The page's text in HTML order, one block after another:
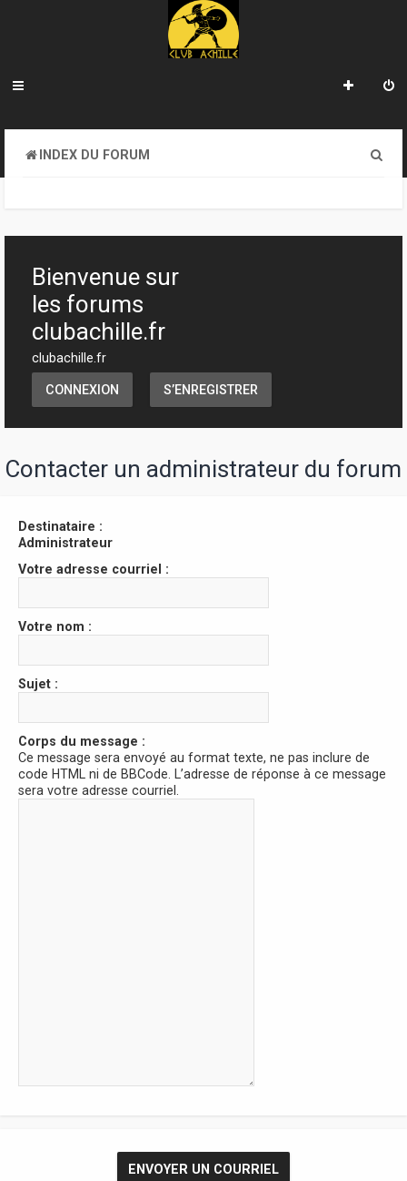
INDEX DU FORUM
h
Bienvenue sur
les forums
clubachille.fr
clubachille.fr
CONNEXION S’ENREGISTRER
Contacter un administrateur du forum
Destinataire :
Administrateur
Votre adresse courriel :
Votre nom :
Sujet :
Corps du message :
Ce message sera envoyé au format texte, ne pas inclure de
code HTML ni de BBCode. L’adresse de réponse à ce message
sera votre adresse courriel.